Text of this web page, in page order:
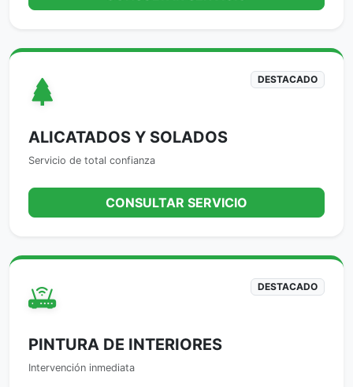
DESTACADO
ALICATADOS Y SOLADOS
Servicio de total confianza
CONSULTAR SERVICIO
DESTACADO
PINTURA DE INTERIORES
Intervención inmediata